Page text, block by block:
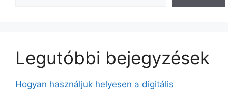
Legutóbbi bejegyzések
Hogyan használjuk helyesen a digitális